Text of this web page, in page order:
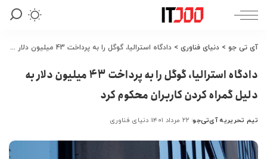
آی تی جو > دنیای فناوری > دادگاه استرالیا، گوگل را به پرداخت 43 میلیون دلار به دلیل گمراه کردن کاربران محکوم کرد
دادگاه استرالیا، گوگل را به پرداخت 43 میلیون دلار به
دلیل گمراه کردن کاربران محکوم کرد
ارسال
توسط
تیم تحریریه آی‌تی‌جو ۲۲ مرداد ۱۴۰۱ دنیای فناوری